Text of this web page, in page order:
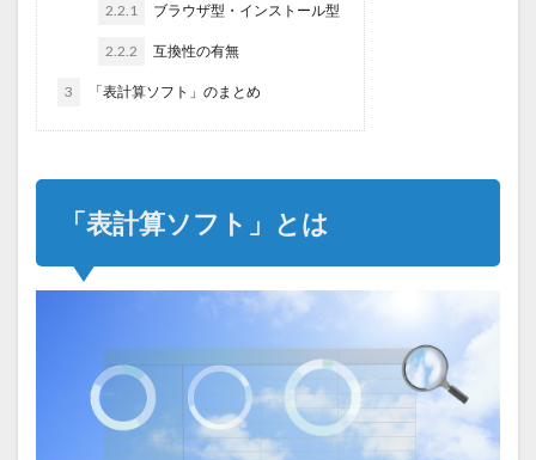
2.2.1 ブラウザ型・インストール型
2.2.2 互換性の有無
3 「表計算ソフト」のまとめ
「表計算ソフト」とは